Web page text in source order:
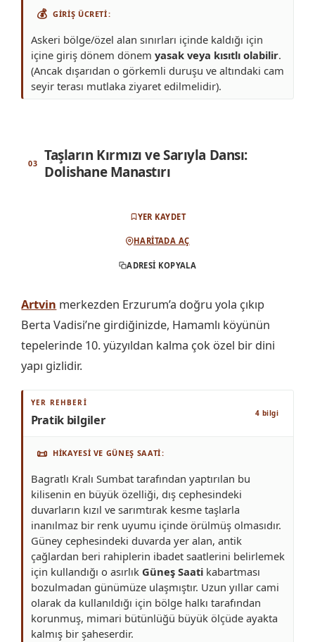
💰 GIRIŞ ÜCRETI
Askeri bölge/özel alan sınırları içinde kaldığı için
içine giriş dönem dönem yasak veya kısıtlı olabilir.
(Ancak dışarıdan o görkemli duruşu ve altındaki cam
seyir terası mutlaka ziyaret edilmelidir).
Taşların Kırmızı ve Sarıyla Dansı:
Dolishane Manastırı
YER KAYDET
HARITADA AÇ
ADRESI KOPYALA
Artvin merkezden Erzurum’a doğru yola çıkıp
Berta Vadisi’ne girdiğinizde, Hamamlı köyünün
tepelerinde 10. yüzyıldan kalma çok özel bir dini
yapı gizlidir.
YER REHBERI
Pratik bilgiler 4 bilgi
📜 HIKAYESI VE GÜNEŞ SAATI
Bagratlı Kralı Sumbat tarafından yaptırılan bu
kilisenin en büyük özelliği, dış cephesindeki
duvarların kızıl ve sarımtırak kesme taşlarla
inanılmaz bir renk uyumu içinde örülmüş olmasıdır.
Güney cephesindeki duvarda yer alan, antik
çağlardan beri rahiplerin ibadet saatlerini belirlemek
için kullandığı o asırlık Güneş Saatikabartması
bozulmadan günümüze ulaşmıştır. Uzun yıllar cami
olarak da kullanıldığı için bölge halkı tarafından
korunmuş, mimari bütünlüğü büyük ölçüde ayakta
kalmış bir şaheserdir.